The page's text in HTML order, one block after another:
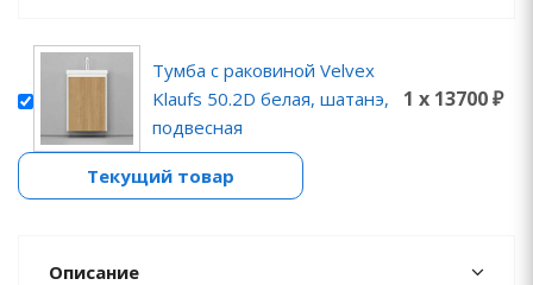
Тумба с раковиной Velvex
Klaufs 50.2D белая, шатанэ,
подвесная
1 x 13700 ₽
Текущий товар
Описание